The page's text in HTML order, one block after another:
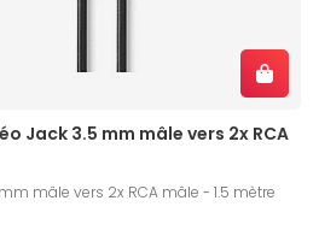
Jack 3.5 mm mâle vers 2x RCA
mâle vers 2x RCA mâle - 1.5 mètre